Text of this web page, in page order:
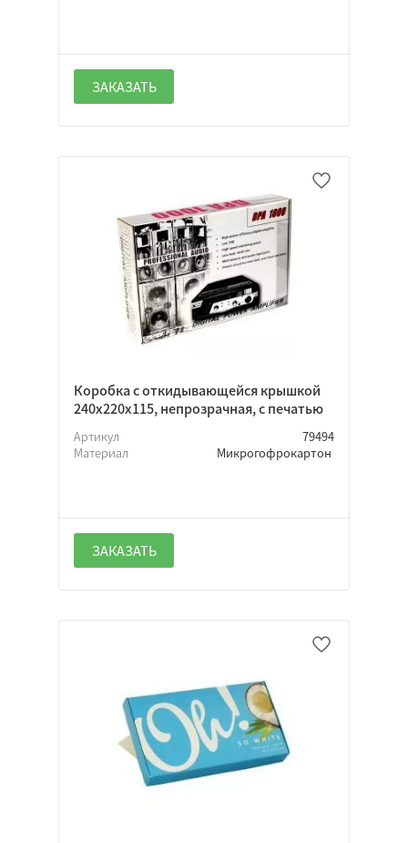
ЗАКАЗАТЬ
Коробка с откидывающейся крышкой
240х220х115, непрозрачная, с печатью
Артикул
79494
Материал
Микрогофрокартон
ЗАКАЗАТЬ